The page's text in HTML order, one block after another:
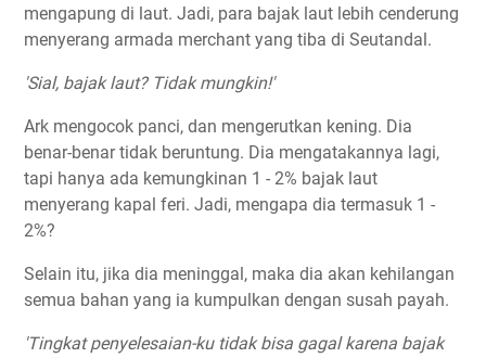
mengapung di laut. Jadi, para bajak laut lebih cenderung
menyerang armada merchant yang tiba di Seutandal.
'Sial, bajak laut? Tidak mungkin!'
Ark mengocok panci, dan mengerutkan kening. Dia
benar-benar tidak beruntung. Dia mengatakannya lagi,
tapi hanya ada kemungkinan 1 - 2% bajak laut
menyerang kapal feri. Jadi, mengapa dia termasuk 1 -
2%?
Selain itu, jika dia meninggal, maka dia akan kehilangan
semua bahan yang ia kumpulkan dengan susah payah.
'Tingkat penyelesaian-ku tidak bisa gagal karena bajak